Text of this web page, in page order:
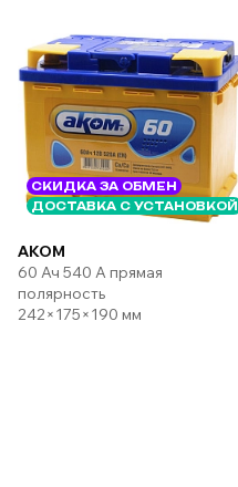
СКИДКА ЗА ОБМЕН
ДОСТАВКА С УСТАНОВКОЙ
AKOM
60 Ач 540 А прямая
полярность
242×175×190 мм